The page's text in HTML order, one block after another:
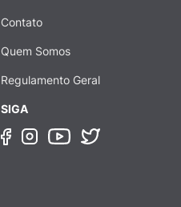
Contato
Quem Somos
Regulamento Geral
SIGA